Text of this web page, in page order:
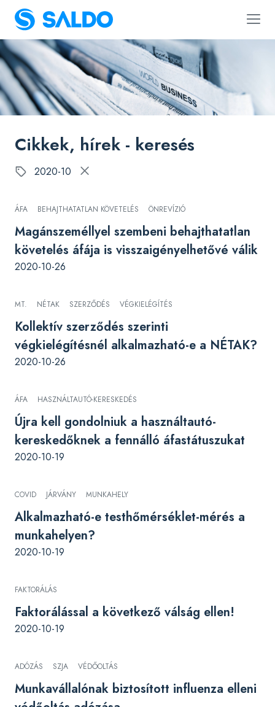
Cikkek, hírek - keresés
2020-10
ÁFA BEHAJTHATATLAN KÖVETELÉS ÖNREVÍZIÓ
Magánszeméllyel szembeni behajthatatlan
követelés áfája is visszaigényelhetővé válik
2020-10-26
MT. NÉTAK SZERZŐDÉS VÉGKIELÉGÍTÉS
Kollektív szerződés szerinti
végkielégítésnél alkalmazható-e a NÉTAK?
2020-10-26
ÁFA HASZNÁLTAUTÓ-KERESKEDÉS
Újra kell gondolniuk a használtautó-
kereskedőknek a fennálló áfastátuszukat
2020-10-19
COVID JÁRVÁNY MUNKAHELY
Alkalmazható-e testhőmérséklet-mérés a
munkahelyen?
2020-10-19
FAKTORÁLÁS
Faktorálással a következő válság ellen!
2020-10-19
ADÓZÁS SZJA VÉDŐOLTÁS
Munkavállalónak biztosított influenza elleni